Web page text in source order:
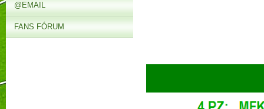
@EMAIL
FANS FÓRUM